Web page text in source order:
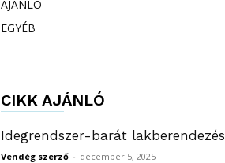
AJÁNLÓ
EGYÉB
CIKK AJÁNLÓ
Idegrendszer-barát lakberendezés
Vendég szerző - december 5, 2025